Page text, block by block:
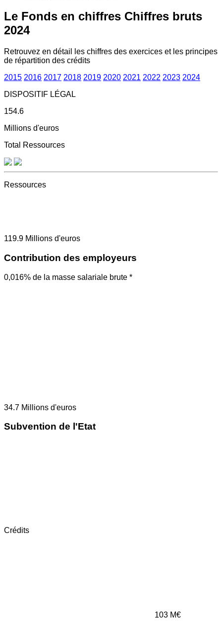
Le Fonds en chiffres Chiffres bruts
2024
Retrouvez en détail les chiffres des exercices et les principes
de répartition des crédits
2015 2016 2017 2018 2019 2020 2021 2022 2023 2024
DISPOSITIF LÉGAL
154.6
Millions d'euros
Total Ressources
Ressources
119.9 Millions d'euros
Contribution des employeurs
0,016% de la masse salariale brute *
34.7 Millions d'euros
Subvention de l'Etat
Crédits
103 M€